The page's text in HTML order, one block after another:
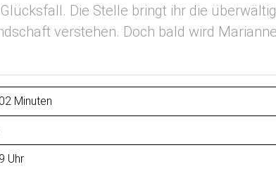
Die Stelle bringt ihr die
verstehen. Doch bald wird
Minuten
Uhr